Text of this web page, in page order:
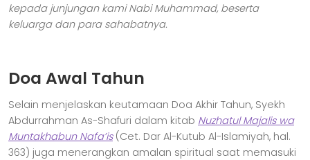
kepada junjungan kami Nabi Muhammad, beserta
keluarga dan para sahabatnya.
Doa Awal Tahun
Selain menjelaskan keutamaan Doa Akhir Tahun, Syekh
Abdurrahman As-Shafuri dalam kitab Nuzhatul Majalis wa
Muntakhabun Nafa’is(Cet. Dar Al-Kutub Al-Islamiyah, hal.
363) juga menerangkan amalan spiritual saat memasuki